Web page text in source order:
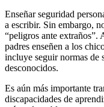
Enseñar seguridad
a escribir. Sin embargo,
“peligros ante extraños”.
padres enseñen a los
incluye seguir normas de
desconocidos.
Es aún más importante
discapacidades de